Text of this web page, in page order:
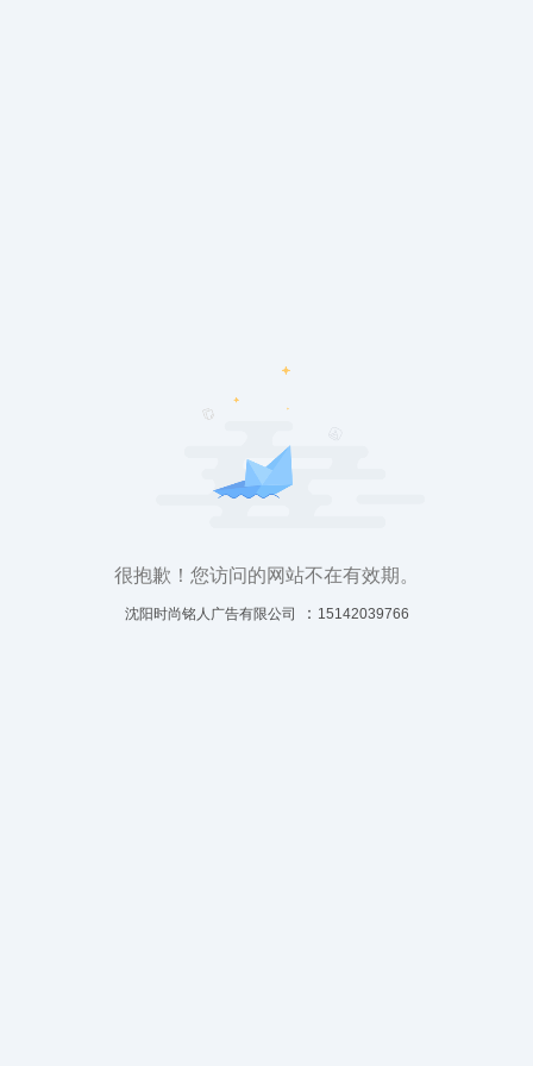
很抱歉！您访问的网站不在有效期。
沈阳时尚铭人广告有限公司 ： 15142039766